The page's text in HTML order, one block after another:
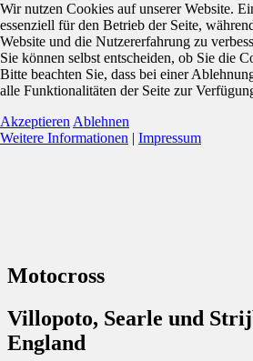
Motocross
Villopoto, Searle und
England
Wir nutzen Cookies auf unserer Website.
essenziell für den Betrieb der Seite,
Website und die Nutzererfahrung zu
Sie können selbst entscheiden, ob Sie die
Bitte beachten Sie, dass bei einer
alle Funktionalitäten der Seite zur
Akzeptieren Ablehnen
Weitere Informationen | Impressum